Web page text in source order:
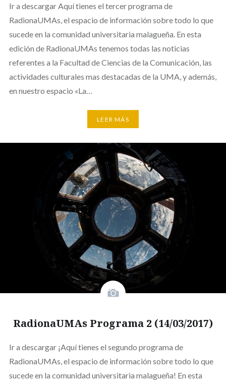
Ir a descargar Aquí tienes el tercer programa de
RadionaUMAs, el espacio de información sobre todo lo que
sucede en la comunidad universitaria malagueña. En esta
edición de RadionaUMAs tenemos todas las noticias
referentes a la Facultad de Ciencias de la Comunicación, las
actividades culturales mas destacadas de la UMA, y además,
en nuestro espacio «La…
LEER MÁS
RadionaUMAs Programa 2 (14/03/2017)
Ir a descargar ¡Aquí tienes el segundo programa de
RadionaUMAs, el espacio de información sobre todo lo que
sucede en la comunidad universitaria malagueña! En esta